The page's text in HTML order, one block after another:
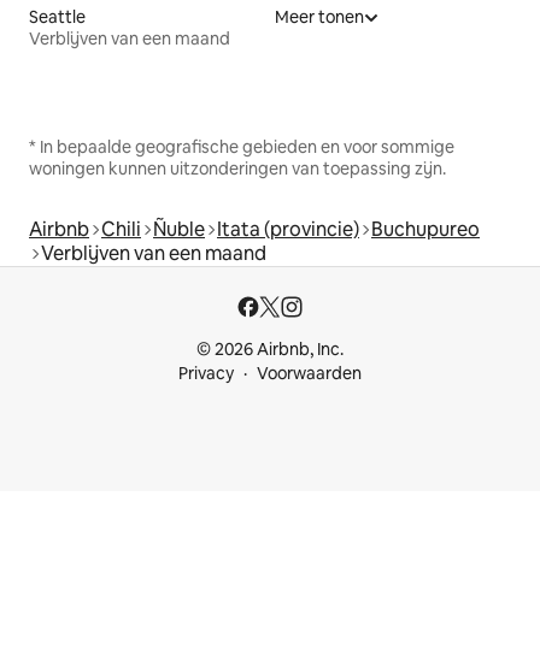
Seattle
Verblijven van een maand
Meer tonen
* In bepaalde geografische gebieden en voor sommige
woningen kunnen uitzonderingen van toepassing zijn.
Airbnb Chili Ñuble Itata (provincie) Buchupureo
Verblijven van een maand
© 2026 Airbnb, Inc.
Privacy
Voorwaarden